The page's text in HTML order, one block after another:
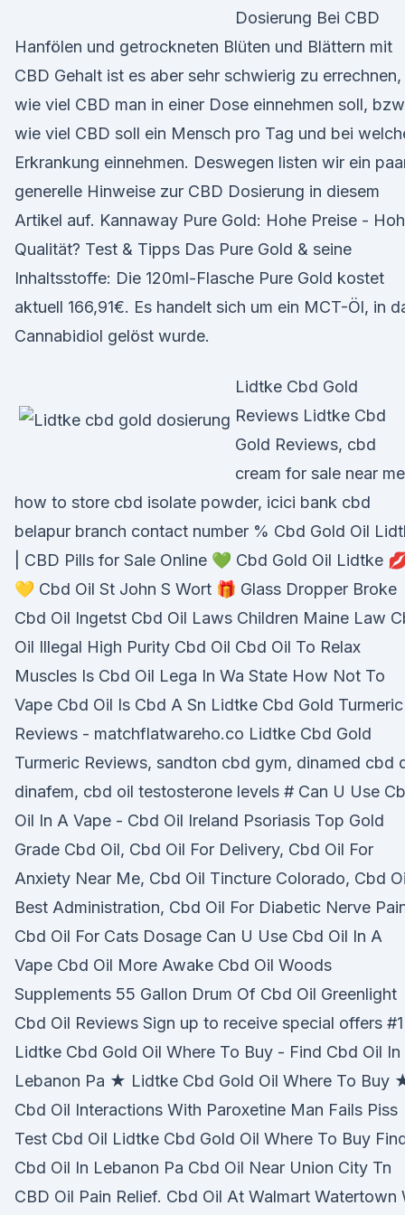
Dosierung Bei CBD
Hanfölen und getrockneten Blüten und Blättern mit
CBD Gehalt ist es aber sehr schwierig zu errechnen,
wie viel CBD man in einer Dose einnehmen soll,
wie viel CBD soll ein Mensch pro Tag und bei
Erkrankung einnehmen. Deswegen listen wir ein
generelle Hinweise zur CBD Dosierung in diesem
Artikel auf. Kannaway Pure Gold: Hohe Preise -
Qualität? Test & Tipps Das Pure Gold & seine
Inhaltsstoffe: Die 120ml-Flasche Pure Gold kostet
aktuell 166,91€. Es handelt sich um ein MCT-Öl, in
Cannabidiol gelöst wurde.
Lidtke Cbd Gold
Reviews Lidtke Cbd
Gold Reviews, cbd
cream for sale near
how to store cbd isolate powder, icici bank cbd
belapur branch contact number % Cbd Gold Oil
| CBD Pills for Sale Online 💚 Cbd Gold Oil Lidtke
💛 Cbd Oil St John S Wort 🎁 Glass Dropper Broke
Cbd Oil Ingetst Cbd Oil Laws Children Maine Law
Oil Illegal High Purity Cbd Oil Cbd Oil To Relax
Muscles Is Cbd Oil Lega In Wa State How Not To
Vape Cbd Oil Is Cbd A Sn Lidtke Cbd Gold Turmeric
Reviews - matchflatwareho.co Lidtke Cbd Gold
Turmeric Reviews, sandton cbd gym, dinamed cbd
dinafem, cbd oil testosterone levels # Can U Use
Oil In A Vape - Cbd Oil Ireland Psoriasis Top Gold
Grade Cbd Oil, Cbd Oil For Delivery, Cbd Oil For
Anxiety Near Me, Cbd Oil Tincture Colorado, Cbd
Best Administration, Cbd Oil For Diabetic Nerve
Cbd Oil For Cats Dosage Can U Use Cbd Oil In A
Vape Cbd Oil More Awake Cbd Oil Woods
Supplements 55 Gallon Drum Of Cbd Oil Greenlight
Cbd Oil Reviews Sign up to receive special offers #1
Lidtke Cbd Gold Oil Where To Buy - Find Cbd Oil In
Lebanon Pa ★ Lidtke Cbd Gold Oil Where To Buy
Cbd Oil Interactions With Paroxetine Man Fails Piss
Test Cbd Oil Lidtke Cbd Gold Oil Where To Buy
Cbd Oil In Lebanon Pa Cbd Oil Near Union City Tn
CBD Oil Pain Relief. Cbd Oil At Walmart Watertown